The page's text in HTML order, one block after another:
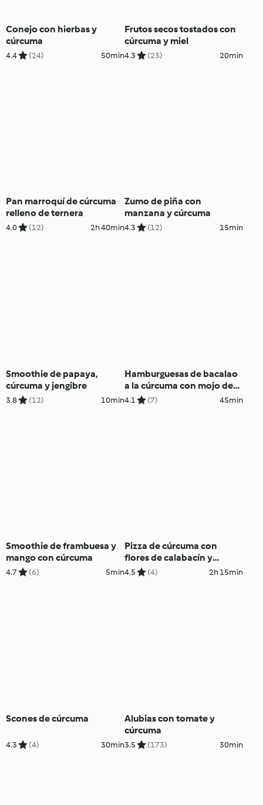
Conejo con hierbas y
cúrcuma
4.4 (24) 50min
Frutos secos tostados con
cúrcuma y miel
4.3 (23) 20min
Pan marroquí de cúrcuma
relleno de ternera
4.0 (12) 2h 40min
Zumo de piña con
manzana y cúrcuma
4.3 (12) 15min
Smoothie de papaya,
cúrcuma y jengibre
3.8 (12) 10min
Hamburguesas de bacalao
a la cúrcuma con mojo de
cilantro
4.1 (7) 45min
Smoothie de frambuesa y
mango con cúrcuma
4.7 (6) 5min
Pizza de cúrcuma con
flores de calabacín y
anchoas
4.5 (4) 2h 15min
Scones de cúrcuma
4.3 (4) 30min
Alubias con tomate y
cúrcuma
3.5 (173) 30min